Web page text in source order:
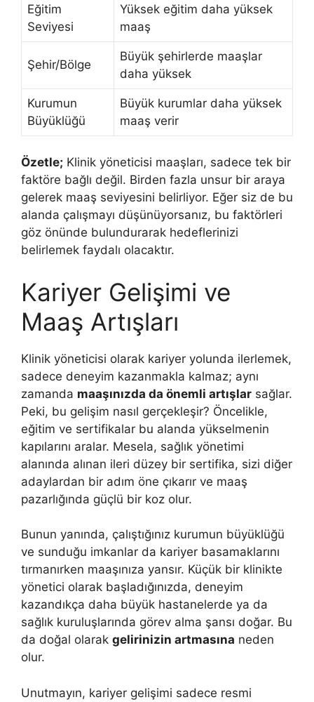
Eğitim
Seviyesi
Yüksek eğitim daha yüksek
maaş
Şehir/Bölge
Büyük şehirlerde maaşlar
daha yüksek
Kurumun
Büyüklüğü
Büyük kurumlar daha yüksek
maaş verir
Özetle; Klinik yöneticisi maaşları, sadece tek bir
faktöre bağlı değil. Birden fazla unsur bir araya
gelerek maaş seviyesini belirliyor. Eğer siz de bu
alanda çalışmayı düşünüyorsanız, bu faktörleri
göz önünde bulundurarak hedeflerinizi
belirlemek faydalı olacaktır.
Kariyer Gelişimi ve
Maaş Artışları
Klinik yöneticisi olarak kariyer yolunda ilerlemek,
sadece deneyim kazanmakla kalmaz; aynı
zamanda maaşınızda da önemli artışlar sağlar.
Peki, bu gelişim nasıl gerçekleşir? Öncelikle,
eğitim ve sertifikalar bu alanda yükselmenin
kapılarını aralar. Mesela, sağlık yönetimi
alanında alınan ileri düzey bir sertifika, sizi diğer
adaylardan bir adım öne çıkarır ve maaş
pazarlığında güçlü bir koz olur.
Bunun yanında, çalıştığınız kurumun büyüklüğü
ve sunduğu imkanlar da kariyer basamaklarını
tırmanırken maaşınıza yansır. Küçük bir klinikte
yönetici olarak başladığınızda, deneyim
kazandıkça daha büyük hastanelerde ya da
sağlık kuruluşlarında görev alma şansı doğar. Bu
da doğal olarak gelirinizin artmasına neden
olur.
Unutmayın, kariyer gelişimi sadece resmi